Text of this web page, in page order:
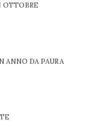
OTTOBRE
ANNO DA PAURA